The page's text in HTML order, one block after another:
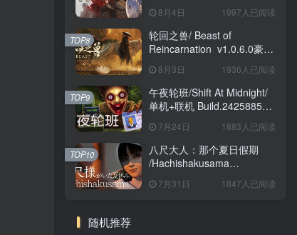
安装中文版
8月4日 1997人已阅读
轮回之兽/ Beast of
Reincarnation v1.0.6.0豪华
8月3日 1936人已阅读
TOP8
午夜轮班/Shift At Midnight/
单机+联机 Build.24258857
7月24日 1883人已阅读
TOP9
八尺大人：那个夏日假期
/Hachishakusama
版 7月31日 1847人已阅读
TOP10
随机推荐